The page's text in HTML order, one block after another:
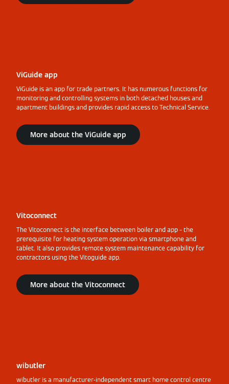
ViGuide app
ViGuide is an app for trade partners. It has numerous functions for
monitoring and controlling systems in both detached houses and
apartment buildings and provides rapid access to Technical Service.
More about the ViGuide app
Vitoconnect
The Vitoconnect is the interface between boiler and app – the
prerequisite for heating system operation via smartphone and
tablet. It also provides remote system maintenance capability for
contractors using the Vitoguide app.
More about the Vitoconnect
wibutler
wibutler is a manufacturer-independent smart home control centre